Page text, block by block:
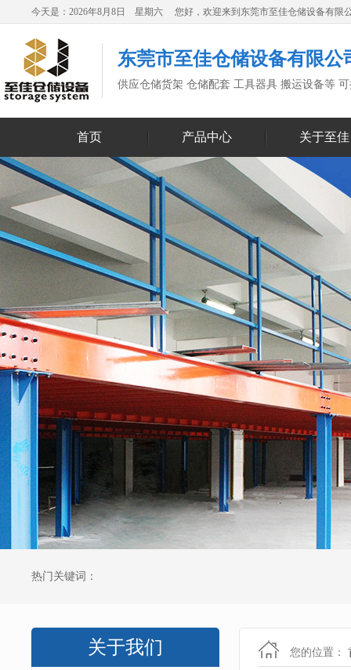
今天是：2026年8月8日 星期六 您好，欢迎来到东莞市至佳仓储设备有限
东莞市至佳仓储设备有限公
供应仓储货架 仓储配套 工具器具 搬运设备等
首页 产品中心 关于至佳
热门关键词：
关于我们 您的位置：